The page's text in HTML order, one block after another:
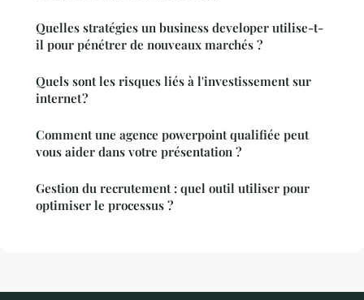
Quelles stratégies un business developer utilise-t-
il pour pénétrer de nouveaux marchés ?
Quels sont les risques liés à l'investissement sur
internet ?
Comment une agence powerpoint qualifiée peut
vous aider dans votre présentation ?
Gestion du recrutement : quel outil utiliser pour
optimiser le processus ?